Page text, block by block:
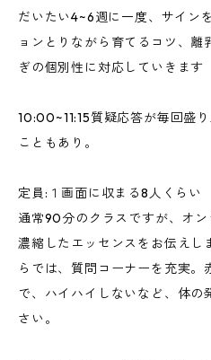
だいたい4~6週に一度、サイン
ョンとりながら育てるコツ、
ぎの個別性に対応していきます
10:00~11:15質疑応答が毎回盛
こともあり。
定員:１画面に収まる8人くらい
通常90分のクラスですが、オ
濃縮したエッセンスをお伝えし
らでは、質問コーナーを充実。
で、ハイハイしないなど、体の
さい。